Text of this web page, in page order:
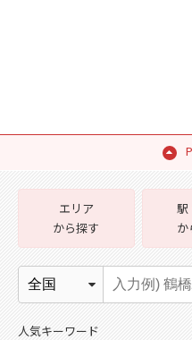
エリア
から探す
駅
か
人気キーワード